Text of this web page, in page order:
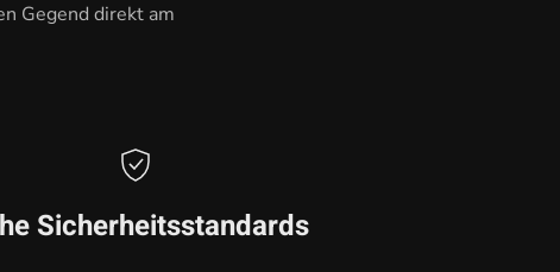
Gegend direkt am
Sicherheitsstandards